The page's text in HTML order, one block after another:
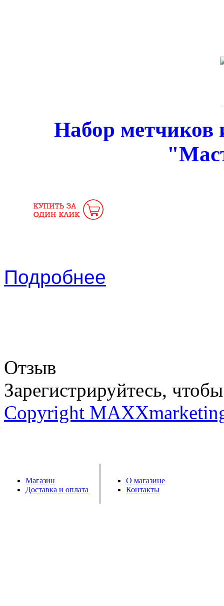
Набор метчиков
Подробнее
Отзыв
Зарегистрируйтесь,
Copyright
Магазин
Доставка и оплата
О магазине
Контакты